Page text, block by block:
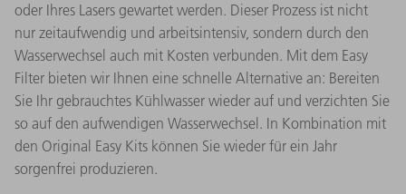
oder Ihres Lasers gewartet werden. Dieser Prozess ist nicht
nur zeitaufwendig und arbeitsintensiv, sondern durch den
Wasserwechsel auch mit Kosten verbunden. Mit dem Easy
Filter bieten wir Ihnen eine schnelle Alternative an: Bereiten
Sie Ihr gebrauchtes Kühlwasser wieder auf und verzichten Sie
so auf den aufwendigen Wasserwechsel. In Kombination mit
den Original Easy Kits können Sie wieder für ein Jahr
sorgenfrei produzieren.